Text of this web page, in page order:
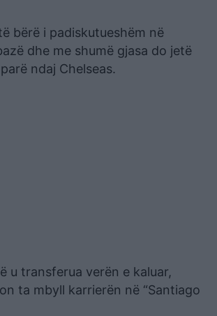
bërë i padiskutueshëm në
dhe me shumë gjasa do jetë
ndaj Chelseas.
u transferua verën e kaluar,
ta mbyll karrierën në “Santiago